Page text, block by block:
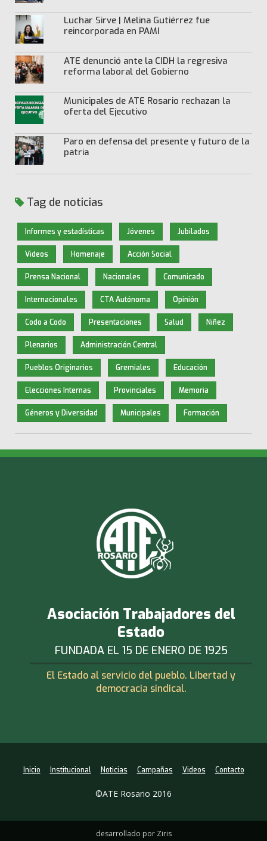
Luchar Sirve | Melina Gutiérrez fue
reincorporada en PAMI
ATE denunció ante la CIDH la regresiva
reforma laboral del Gobierno
Municipales de ATE Rosario rechazan la
oferta del Ejecutivo
Paro en defensa del presente y futuro de la
patria
Tag de noticias
Informes y estadísticas Jóvenes Jubilados
Videos Homenaje Acción Social
Prensa Nacional Nacionales Comunicado
Internacionales CTA Autónoma Opinión
Codo a Codo Presentaciones Salud Niñez
Plenarios Administración Central
Pueblos Originarios Gremiales Educación
Elecciones Internas Provinciales Memoria
Géneros y Diversidad Municipales Formación
Asociación Trabajadores del
Estado
FUNDADA EL 15 DE ENERO DE 1925
El Estado al servicio del pueblo. Libertad y
democracia sindical.
Inicio Institucional Noticias Campañas Videos Contacto
©ATE Rosario 2016
desarrollado por Ziris